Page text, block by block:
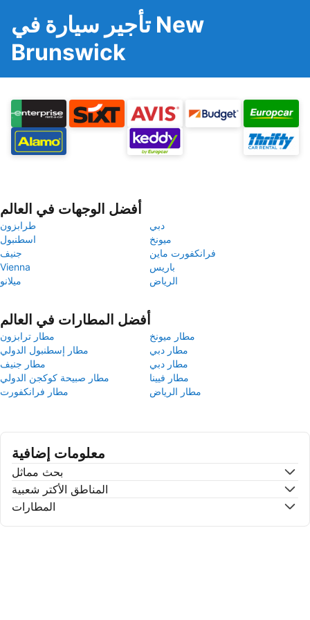
تأجير سيارة في New
Brunswick
أفضل الوجهات في العالم
طرابزون
دبي
اسطنبول
ميونخ
جنيف
فرانكفورت ماين
Vienna
باريس
ميلانو
الرياض
أفضل المطارات في العالم
مطار ترابزون
مطار ميونخ
مطار إسطنبول الدولي
مطار دبي
مطار جنيف
مطار دبي
مطار صبيحة كوكجن الدولي
مطار فيينا
مطار فرانكفورت
مطار الرياض
معلومات إضافية
بحث مماثل
المناطق الأكتر شعبية
المطارات